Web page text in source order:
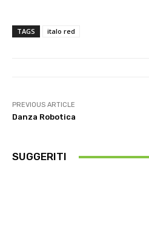
TAGS italo red
PREVIOUS ARTICLE
Danza Robotica
SUGGERITI